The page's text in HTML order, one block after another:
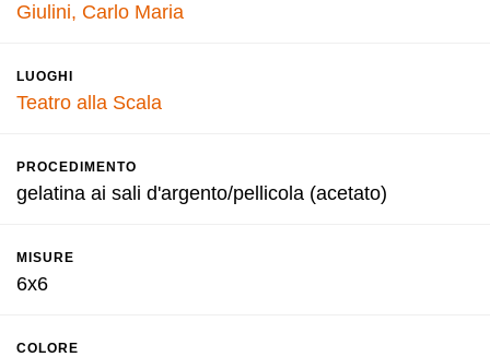
Giulini, Carlo Maria
LUOGHI
Teatro alla Scala
PROCEDIMENTO
gelatina ai sali d'argento/pellicola (acetato)
MISURE
6x6
COLORE